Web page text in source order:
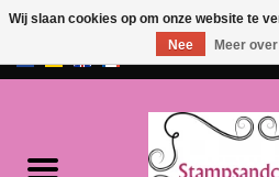
EUR/GBP
NIEUW!!
Wij slaan cookies op om onze website te
Nee
Meer